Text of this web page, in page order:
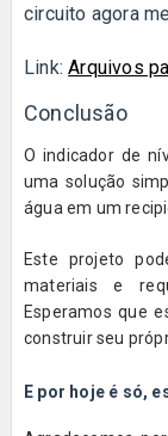
circuito agora
Link:Arquivos
Conclusão
O indicador de
uma solução
água em um
Este projeto
materiais e
Esperamos que
construir seu
E por hoje é só,